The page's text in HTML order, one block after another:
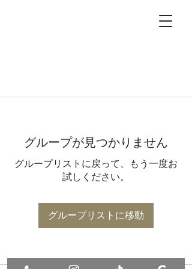
グループが見つかりません
グループリストに戻って、もう一度お
試しください。
グループリストに移動